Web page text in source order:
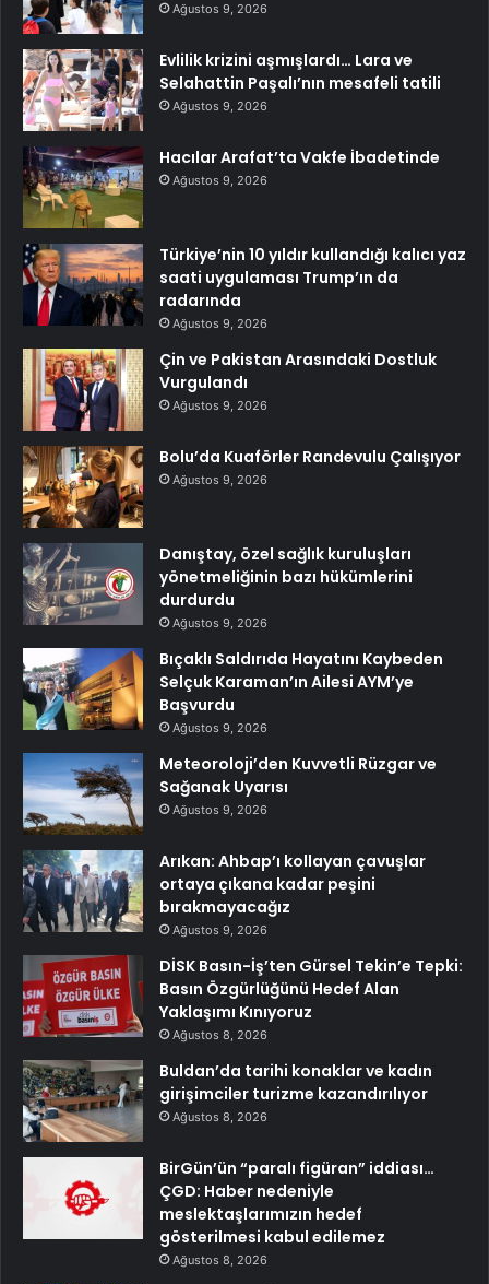
Ağustos 9, 2026
Evlilik krizini aşmışlardı… Lara ve
Selahattin Paşalı’nın mesafeli tatili
Ağustos 9, 2026
Hacılar Arafat’ta Vakfe İbadetinde
Ağustos 9, 2026
Türkiye’nin 10 yıldır kullandığı kalıcı yaz
saati uygulaması Trump’ın da
radarında
Ağustos 9, 2026
Çin ve Pakistan Arasındaki Dostluk
Vurgulandı
Ağustos 9, 2026
Bolu’da Kuaförler Randevulu Çalışıyor
Ağustos 9, 2026
Danıştay, özel sağlık kuruluşları
yönetmeliğinin bazı hükümlerini
durdurdu
Ağustos 9, 2026
Bıçaklı Saldırıda Hayatını Kaybeden
Selçuk Karaman’ın Ailesi AYM’ye
Başvurdu
Ağustos 9, 2026
Meteoroloji’den Kuvvetli Rüzgar ve
Sağanak Uyarısı
Ağustos 9, 2026
Arıkan: Ahbap’ı kollayan çavuşlar
ortaya çıkana kadar peşini
bırakmayacağız
Ağustos 9, 2026
DİSK Basın-İş’ten Gürsel Tekin’e Tepki:
Basın Özgürlüğünü Hedef Alan
Yaklaşımı Kınıyoruz
Ağustos 8, 2026
Buldan’da tarihi konaklar ve kadın
girişimciler turizme kazandırılıyor
Ağustos 8, 2026
BirGün’ün “paralı figüran” iddiası…
ÇGD: Haber nedeniyle
meslektaşlarımızın hedef
gösterilmesi kabul edilemez
Ağustos 8, 2026